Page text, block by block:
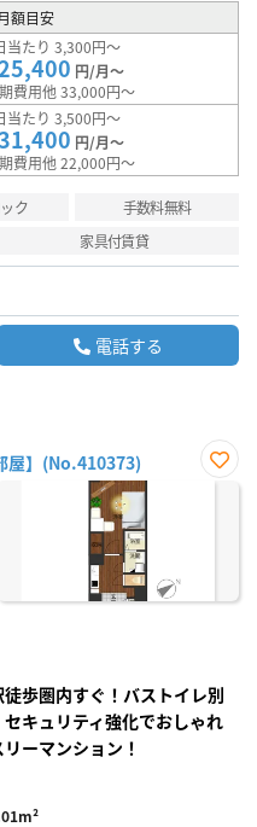
額目安
当たり 3,300円～
円/月～
費用他 33,000円～
当たり 3,500円～
円/月～
費用他 22,000円～
ク
手数料無料
家具付賃貸
電話する
屋】(No.410373)
お気
徒歩圏内すぐ！バストイレ別
キュリティ強化でおしゃれ
ーマンション！